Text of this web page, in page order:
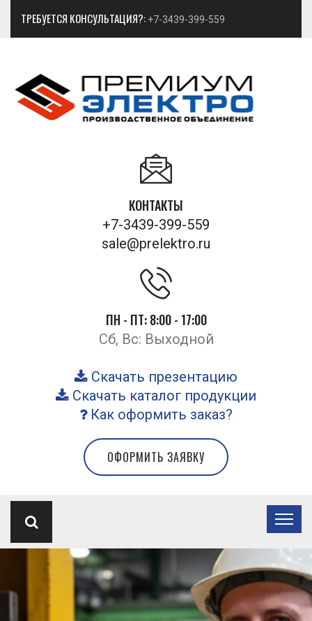
ТРЕБУЕТСЯ КОНСУЛЬТАЦИЯ?: +7-3439-399-559
КОНТАКТЫ
+7-3439-399-559
sale@prelektro.ru
ПН - ПТ: 8:00 - 17:00
Сб, Вс: Выходной
Скачать презентацию
Скачать каталог продукции
Как оформить заказ?
ОФОРМИТЬ ЗАЯВКУ